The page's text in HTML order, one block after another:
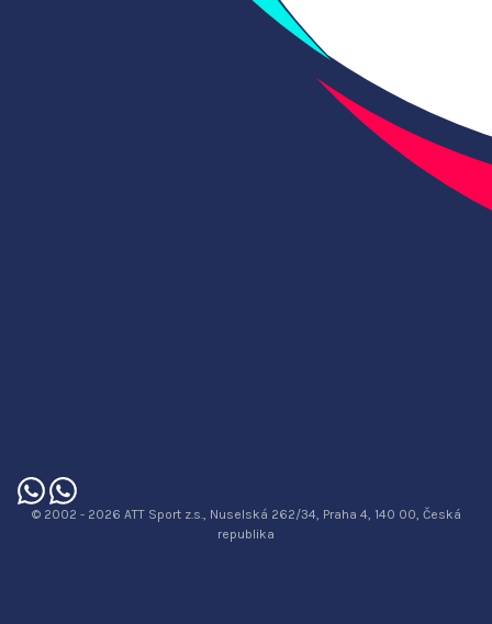
© 2002 - 2026 ATT Sport z.s., Nuselská 262/34, Praha 4, 140 00, Česká
republika